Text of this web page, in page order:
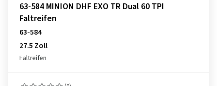
63-584 MINION DHF EXO TR Dual 60 TPI
Faltreifen
63-584
27.5 Zoll
Faltreifen